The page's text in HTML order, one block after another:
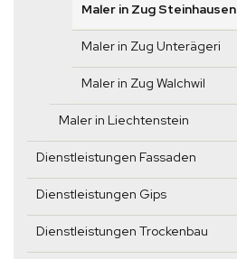
Maler in Zug Steinhausen
Maler in Zug Unterägeri
Maler in Zug Walchwil
Maler in Liechtenstein
Dienstleistungen Fassaden
Dienstleistungen Gips
Dienstleistungen Trockenbau